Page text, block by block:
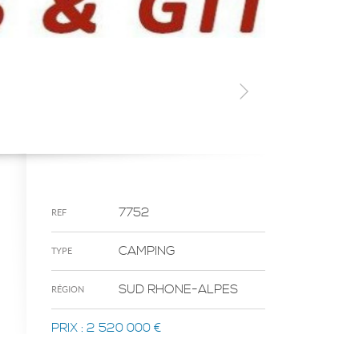
REF 7752
TYPE CAMPING
RÉGION SUD RHONE-ALPES
PRIX : 2 520 000 €